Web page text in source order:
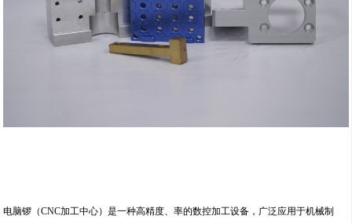
电脑锣（CNC加工中心）是一种高精度、率的数控加工设备，广泛应用于机械制